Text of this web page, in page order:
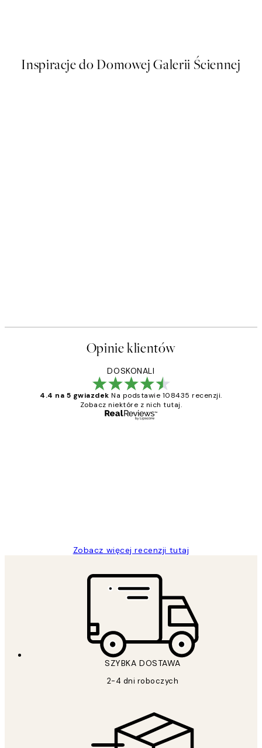
Inspiracje do Domowej Galerii Ściennej
Opinie klientów
DOSKONALI
4.4 na 5 gwiazdek Na podstawie 108435 recenzji.
Zobacz niektóre z nich tutaj.
Zobacz więcej recenzji tutaj
SZYBKA DOSTAWA
2-4 dni roboczych